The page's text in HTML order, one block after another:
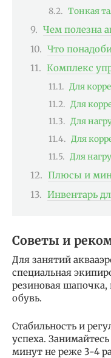
Тонкая
Чем полезна
Что
Комплекс
Для
Для
Для
Для
Для
Плюсы и
Инвентарь
Советы и
Для занятий
специальная
резиновая
обувь.
Стабильность и
успеха.
минут не реже 3-4